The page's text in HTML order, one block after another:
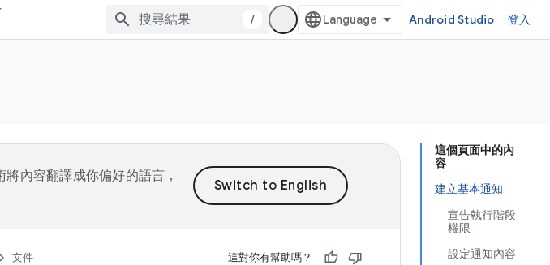
/ Android Studio 登入
這個頁面中的內
容
建立基本通知
宣告執行階段
權限
設定通知內容
內容翻譯成你偏好的語言，
文件 這對你有幫助嗎？